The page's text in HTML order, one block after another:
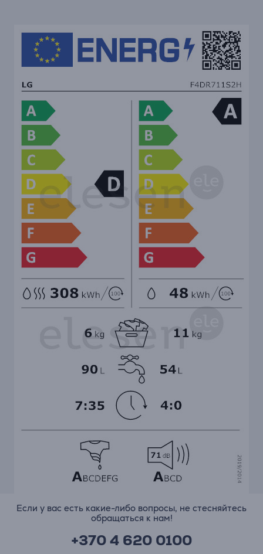
Если у вас есть какие-либо вопросы, не стесняйтесь
обращаться к нам!
+370 4 620 0100